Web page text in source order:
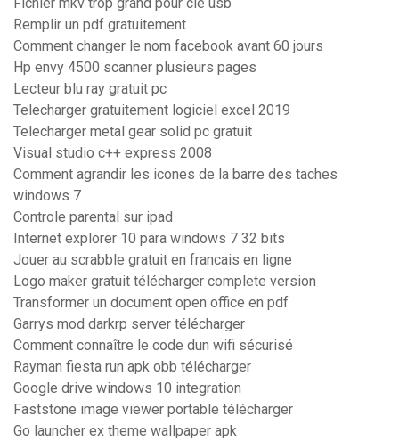
Fichier mkv trop grand pour clé usb
Remplir un pdf gratuitement
Comment changer le nom facebook avant 60 jours
Hp envy 4500 scanner plusieurs pages
Lecteur blu ray gratuit pc
Telecharger gratuitement logiciel excel 2019
Telecharger metal gear solid pc gratuit
Visual studio c++ express 2008
Comment agrandir les icones de la barre des taches
windows 7
Controle parental sur ipad
Internet explorer 10 para windows 7 32 bits
Jouer au scrabble gratuit en francais en ligne
Logo maker gratuit télécharger complete version
Transformer un document open office en pdf
Garrys mod darkrp server télécharger
Comment connaître le code dun wifi sécurisé
Rayman fiesta run apk obb télécharger
Google drive windows 10 integration
Faststone image viewer portable télécharger
Go launcher ex theme wallpaper apk